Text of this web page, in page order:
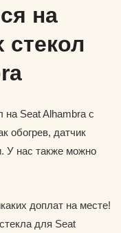
на
Seat Alhambra с
обогрев, датчик
У нас также можно
доплат на месте!
для Seat